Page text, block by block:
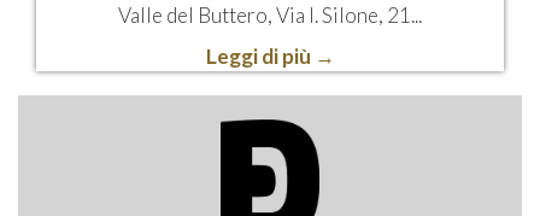
Valle del Buttero, Via I. Silone, 21...
Leggi di più →